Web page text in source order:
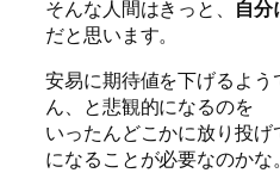
そんな人間はきっと、 自分
だと思います。
安易に期待値を下げるよ
ん、と悲観的になるのを
いったんどこかに放り投
になることが必要なのかな。